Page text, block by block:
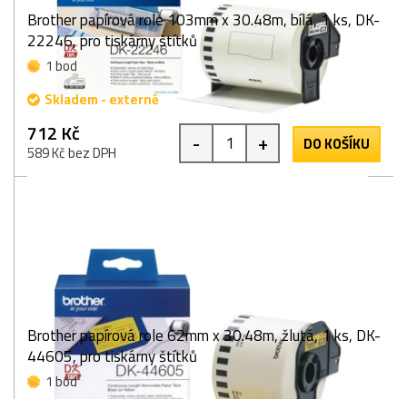
Brother papírová role 103mm x 30.48m, bílá, 1 ks, DK-
22246, pro tiskárny štítků
1 bod
Skladem - externě
712 Kč
589 Kč bez DPH - + DO KOŠÍKU
Brother papírová role 62mm x 30.48m, žlutá, 1 ks, DK-
44605, pro tiskárny štítků
1 bod